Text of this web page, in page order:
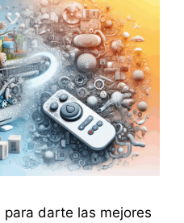
para darte las mejores